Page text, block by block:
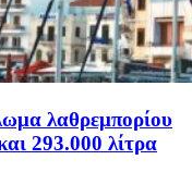
λαθρεμπορίου
293.000 λίτρα